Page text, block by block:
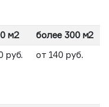
м2
более 300 м2
руб. от 140 руб.